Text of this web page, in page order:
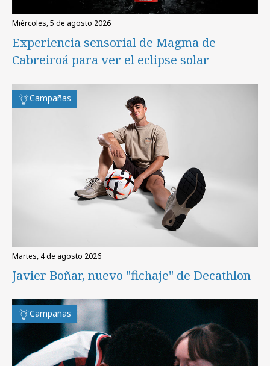
miércoles, 5 de agosto 2026
Experiencia sensorial de Magma de
Cabreiroá para ver el eclipse solar
Campañas
martes, 4 de agosto 2026
Javier Boñar, nuevo "fichaje" de Decathlon
Campañas